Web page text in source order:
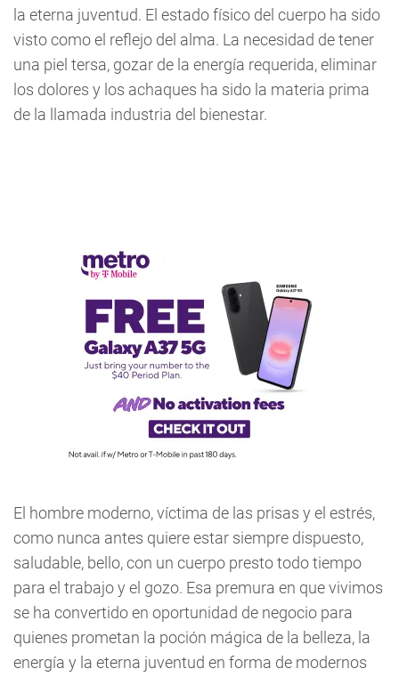
la eterna juventud. El estado físico del cuerpo ha sido
visto como el reflejo del alma. La necesidad de tener
una piel tersa, gozar de la energía requerida, eliminar
los dolores y los achaques ha sido la materia prima
de la llamada industria del bienestar.
El hombre moderno, víctima de las prisas y el estrés,
como nunca antes quiere estar siempre dispuesto,
saludable, bello, con un cuerpo presto todo tiempo
para el trabajo y el gozo. Esa premura en que vivimos
se ha convertido en oportunidad de negocio para
quienes prometan la poción mágica de la belleza, la
energía y la eterna juventud en forma de modernos